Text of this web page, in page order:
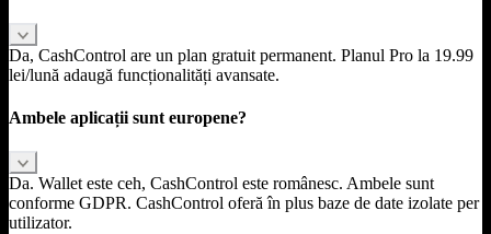
Da, CashControl are un plan gratuit permanent. Planul Pro la 19.99
lei/lună adaugă funcționalități avansate.
Ambele aplicații sunt europene?
Da. Wallet este ceh, CashControl este românesc. Ambele sunt
conforme GDPR. CashControl oferă în plus baze de date izolate per
utilizator.